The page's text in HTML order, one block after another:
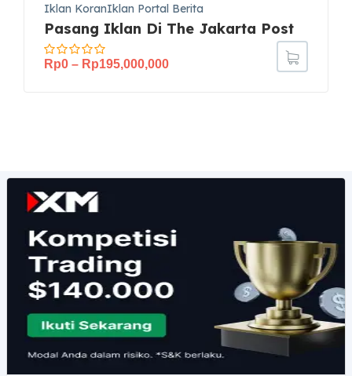
Iklan KoranIklan Portal Berita
Pasang Iklan Di The Jakarta Post
Rp0 – Rp195,000,000